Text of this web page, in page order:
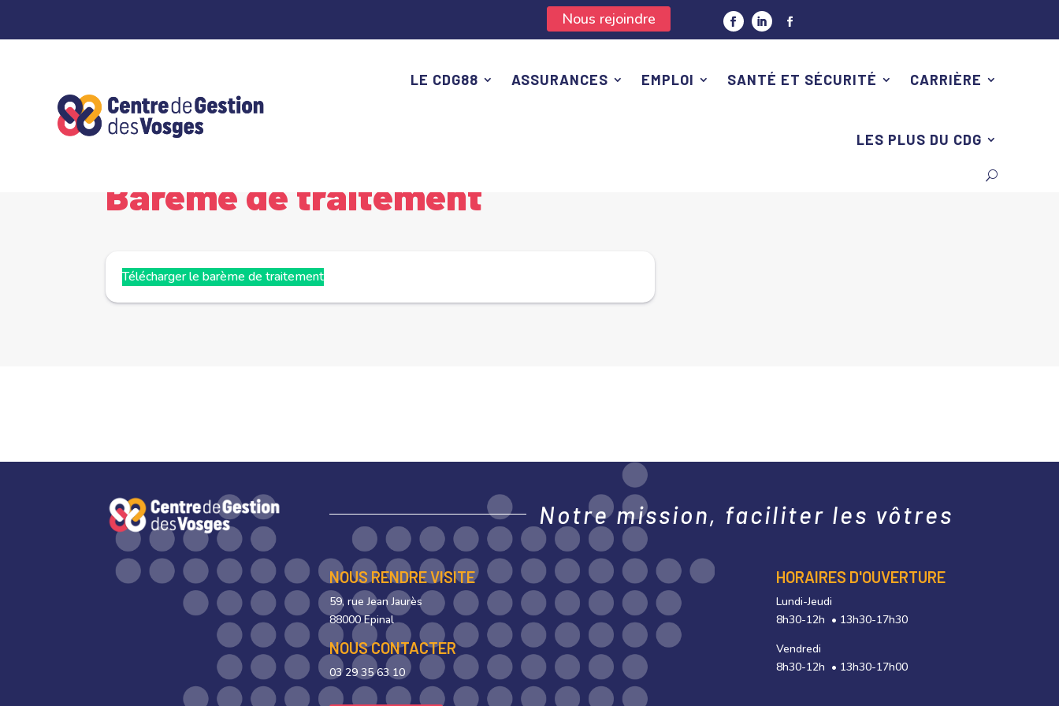
Nous rejoindre
LE CDG88 ASSURANCES EMPLOI SANTÉ ET SÉCURITÉ CARRIÈRE
LES PLUS DU CDG
Barème de traitement
Télécharger le barème de traitement
Notre mission, faciliter les vôtres
NOUS RENDRE VISITE
59, rue Jean Jaurès
88000 Epinal
NOUS CONTACTER
03 29 35 63 10
HORAIRES D'OUVERTURE
Lundi-Jeudi
8h30-12h • 13h30-17h30
Vendredi
8h30-12h • 13h30-17h00